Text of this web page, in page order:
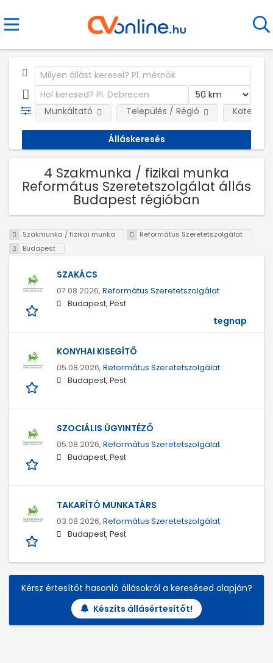
Munkáltató Település / Régió
4 Szakmunka / fizikai munka
Református Szeretetszolgálat állás
Budapest régióban
Szakmunka / fizikai munka
Református Szeretetszolgálat
Budapest
SZAKÁCS
07.08.2026, Református Szeretetszolgálat
Budapest, Pest
tegnap
KONYHAI KISEGÍTŐ
05.08.2026, Református Szeretetszolgálat
Budapest, Pest
SZOCIÁLIS ÜGYINTÉZŐ
05.08.2026, Református Szeretetszolgálat
Budapest, Pest
TAKARÍTÓ MUNKATÁRS
03.08.2026, Református Szeretetszolgálat
Budapest, Pest
Kérsz értesítőt hasonló állásokról a keresésed alapján?
Készíts állásértesítőt!